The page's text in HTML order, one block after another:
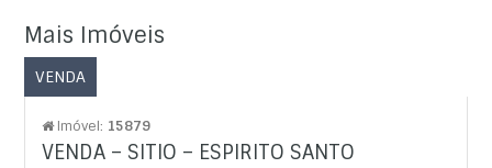
Mais Imóveis
VENDA
Imóvel: 15879
VENDA – SITIO – ESPIRITO SANTO